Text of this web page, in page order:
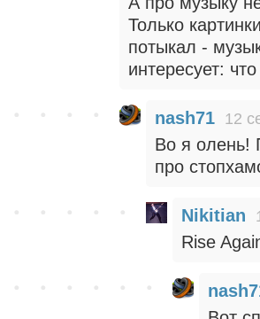
Только
потыкал -
интересует:
nash71 12
Во я олень!
про
Nikitian
Rise